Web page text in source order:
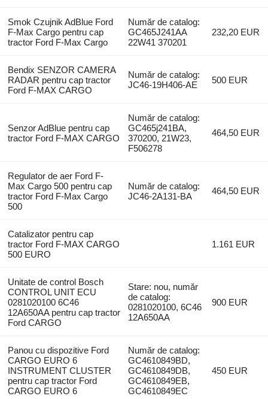
Smok Czujnik AdBlue Ford
F-Max Cargo pentru cap
tractor Ford F-Max Cargo
Număr de catalog:
GC465J241AA
22W41 370201
232,20 EUR
Bendix SENZOR CAMERA
RADAR pentru cap tractor
Ford F-MAX CARGO
Număr de catalog:
JC46-19H406-AE
500 EUR
Senzor AdBlue pentru cap
tractor Ford F-MAX CARGO
Număr de catalog:
GC465j241BA,
370200, 21W23,
F506278
464,50 EUR
Regulator de aer Ford F-
Max Cargo 500 pentru cap
tractor Ford F-Max Cargo
500
Număr de catalog:
JC46-2A131-BA
464,50 EUR
Catalizator pentru cap
tractor Ford F-MAX CARGO
500 EURO
1.161 EUR
Unitate de control Bosch
CONTROL UNIT ECU
0281020100 6C46
12A650AA pentru cap tractor
Ford CARGO
Stare: nou, număr
de catalog:
0281020100, 6C46
12A650AA
900 EUR
Panou cu dispozitive Ford
CARGO EURO 6
INSTRUMENT CLUSTER
pentru cap tractor Ford
CARGO EURO 6
Număr de catalog:
GC4610849BD,
GC4610849DB,
GC4610849EB,
GC4610849EC
450 EUR